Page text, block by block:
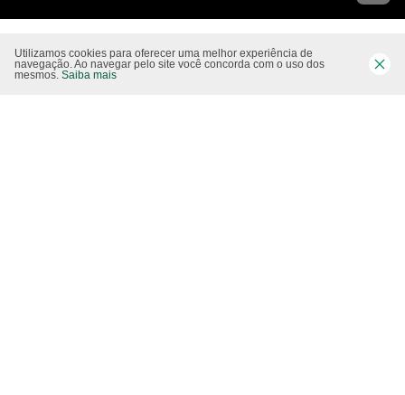
Siga-nos nas rede sociais
Utilizamos cookies para oferecer uma melhor experiência de
navegação. Ao navegar pelo site você concorda com o uso dos
mesmos. Saiba mais